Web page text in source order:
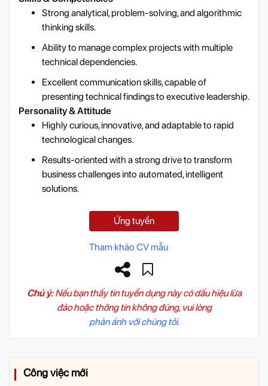
Strong analytical, problem-solving, and algorithmic
thinking skills.
Ability to manage complex projects with multiple
technical dependencies.
Excellent communication skills, capable of
presenting technical findings to executive leadership.
Personality & Attitude
Highly curious, innovative, and adaptable to rapid
technological changes.
Results-oriented with a strong drive to transform
business challenges into automated, intelligent
solutions.
Ứng tuyển
Tham khảo CV mẫu
Chú ý:Nếu bạn thấy tin tuyển dụng này có dấu hiệu lừa
đảo hoặc thông tin không đúng, vui lòng
phản ánh với chúng tôi.
Công việc mới